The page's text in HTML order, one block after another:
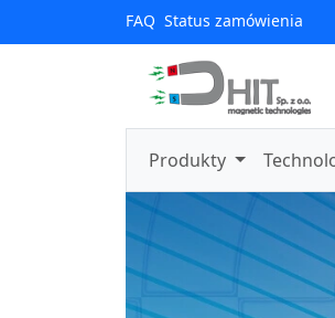
FAQ Status zamówienia
Produkty